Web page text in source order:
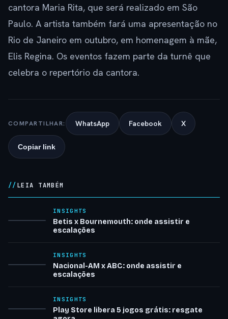
cantora Maria Rita, que será realizado em São
Paulo. A artista também fará uma apresentação no
Rio de Janeiro em outubro, em homenagem à mãe,
Elis Regina. Os eventos fazem parte da turnê que
celebra o repertório da cantora.
COMPARTILHAR: WhatsApp Facebook X
Copiar link
LEIA TAMBÉM
INSIGHTS
Betis x Bournemouth: onde assistir e
escalações
INSIGHTS
Nacional-AM x ABC: onde assistir e
escalações
INSIGHTS
Play Store libera 5 jogos grátis: resgate